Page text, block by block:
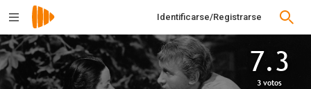
Identificarse/Registrarse
7.3
3 votos